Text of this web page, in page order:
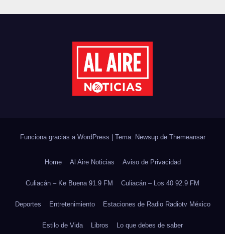
DEL CICLO ESCOLAR 2026-
Funciona gracias a WordPress Tema: Newsup de Themeansar
Home Al Aire Noticias Aviso de Privacidad
Culiacán – Ke Buena 91.9 FM Culiacán – Los 40 92.9 FM
Deportes Entretenimiento Estaciones de Radio Radiotv México
Estilo de Vida Libros Lo que debes de saber